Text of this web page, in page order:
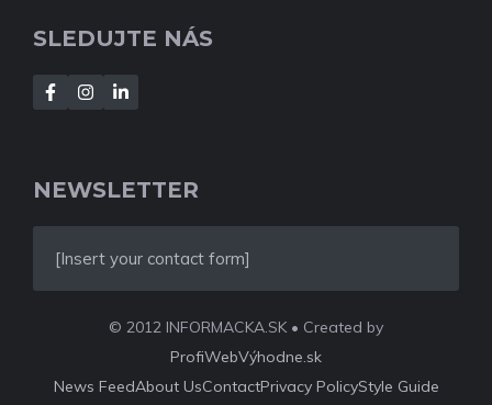
SLEDUJTE NÁS
NEWSLETTER
[Insert your contact form]
© 2012 INFORMACKA.SK • Created by
ProfiWebVýhodne.sk
News FeedAbout UsContactPrivacy PolicyStyle Guide